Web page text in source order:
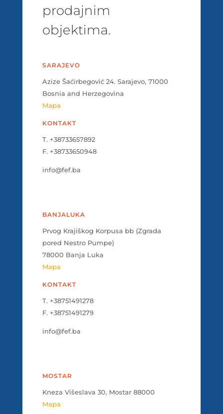
prodajnim
objektima.
SARAJEVO
Azize Šaćirbegović 24. Sarajevo, 71000
Bosnia and Herzegovina
Mapa
KONTAKT
T. +38733657892
F. +38733650948
info@fef.ba
BANJALUKA
Prvog Krajiškog Korpusa bb (Zgrada
pored Nestro Pumpe)
78000 Banja Luka
Mapa
KONTAKT
T. +38751491278
F. +38751491279
info@fef.ba
MOSTAR
Kneza Višeslava 30, Mostar 88000
Mapa